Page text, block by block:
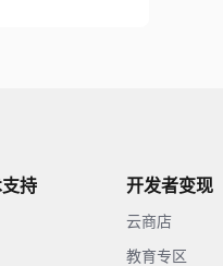
持 开发者变现
云商店
教育专区